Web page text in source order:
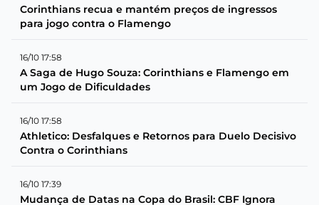
Corinthians recua e mantém preços de ingressos
para jogo contra o Flamengo
16/10 17:58
A Saga de Hugo Souza: Corinthians e Flamengo em
um Jogo de Dificuldades
16/10 17:58
Athletico: Desfalques e Retornos para Duelo Decisivo
Contra o Corinthians
16/10 17:39
Mudança de Datas na Copa do Brasil: CBF Ignora